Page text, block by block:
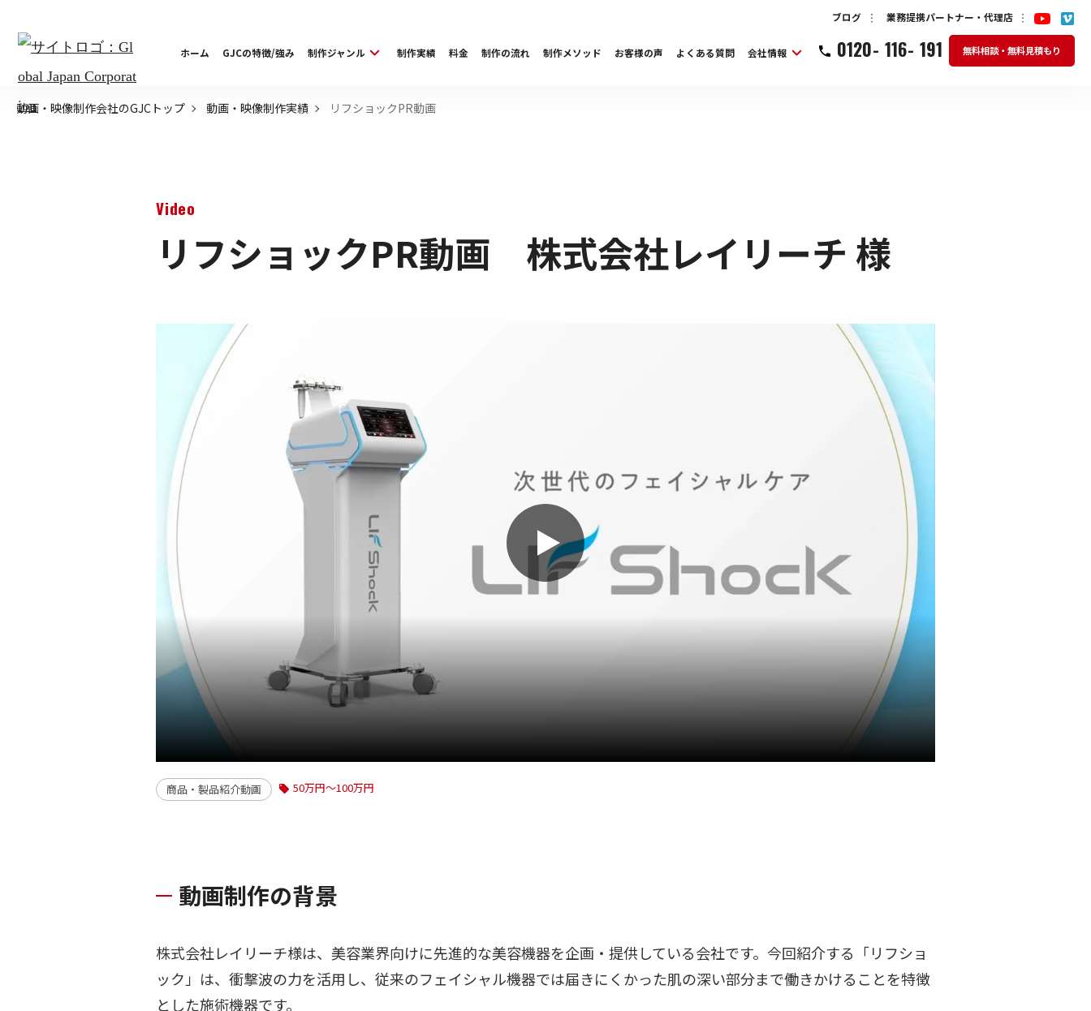
ホーム GJCの特徴/強み 制作ジャンル 制作実績 料金 制作の流れ 制作メソッド お客様の声 よくある質問 会社情報
ブログ 業務提携パートナー・代理店
0120- 116- 191 無料相談・無料見積もり
動画・映像制作会社のGJCトップ 動画・映像制作実績 リフショックPR動画
Video
リフショックPR動画 株式会社レイリーチ 様
商品・製品紹介動画 50万円～100万円
動画制作の背景
株式会社レイリーチ様は、美容業界向けに先進的な美容機器を企画・提供している会社です。今回紹介する「リフショ
ック」は、衝撃波の力を活用し、従来のフェイシャル機器では届きにくかった肌の深い部分まで働きかけることを特徴
とした施術機器です。